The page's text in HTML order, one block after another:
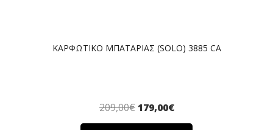
ΚΑΡΦΩΤΙΚΟ ΜΠΑΤΑΡΙΑΣ (SOLO) 3885 CA
209,00€ 179,00€